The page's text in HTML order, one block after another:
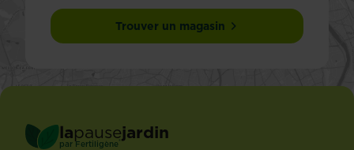
Trouver un magasin
lapausejardin
par Fertiligène ®